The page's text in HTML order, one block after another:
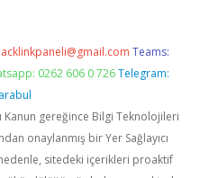
Teams:
0262 606 0 726 Telegram:
Kanun gereğince Bilgi Teknolojileri
onaylanmış bir Yer Sağlayıcı
sitedeki içerikleri proaktif